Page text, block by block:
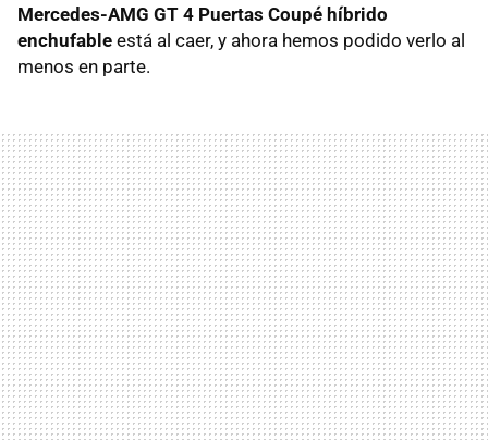
Mercedes-AMG GT 4 Puertas Coupé híbrido
enchufable está al caer, y ahora hemos podido verlo al
menos en parte.